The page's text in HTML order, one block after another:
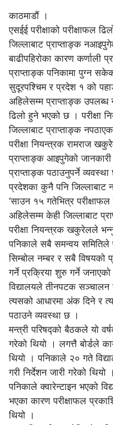
काठमाडौं ।
एसईई परीक्षाको परीक्षाफल
जिल्लाबाट प्राप्ताङ्क
बाढीपहिरोका कारण कर्णाली
प्राप्ताङ्क पनिकामा पुग्न
सुदूरपश्चिम र प्रदेश १ को
अहिलेसम्म प्राप्ताङ्क उपलब्ध
ढिलो हुने भएको छ । परीक्षा
जिल्लाबाट प्राप्ताङ्क
परीक्षा नियन्त्रक रामराज
प्राप्ताङ्क आइपुगेको
प्राप्ताङ्क पठाउनुपर्ने
प्रदेशका कुनै पनि जिल्लाबाट
‘साउन १५ गतेभित्र परीक्षाफल
अहिलेसम्म केही जिल्लाबाट
परीक्षा नियन्त्रक खकुरेलले
पनिकाले सबै समन्वय समितिले
सिम्बोल नम्बर र सबै विषयको
गर्ने प्रक्रिया शुरु गर्ने
विद्यालयले तीनपटक सञ्चालन
त्यसको आधारमा अंक दिने र
पठाउने व्यवस्था छ ।
मन्त्री परिषद्को बैठकले यो
गरेको थियो । लगत्तै बोर्डले
थियो । पनिकाले २० गते
गरी निर्देशन जारी गरेको थियो ।
पनिकाले क्वारेन्टाइन भएको
भएका कारण परीक्षाफल
थियो ।